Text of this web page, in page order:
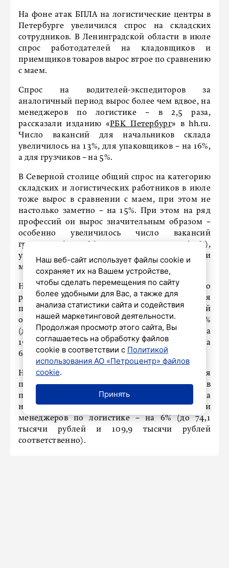
На фоне атак БПЛА на логистические центры в
Петербурге увеличился спрос на складских
сотрудников. В Ленинградской области в июле
спрос работодателей на кладовщиков и
приемщиков товаров вырос втрое по сравнению
с маем.
Спрос на водителей-экспедиторов за
аналогичный период вырос более чем вдвое, на
менеджеров по логистике − в 2,5 раза,
рассказали изданию «РБК Петербург» в hh.ru.
Число вакансий для начальников склада
увеличилось на 13%, для упаковщиков − на 16%,
а для грузчиков − на 5%.
В Северной столице общий спрос на категорию
складских и логистических работников в июле
тоже вырос в сравнении с маем, при этом не
настолько заметно − на 15%. При этом на ряд
профессий он вырос значительным образом −
особенно увеличилось число вакансий
грузчиков (на 49%), начальников склада (41%),
упаковщиков, комплектовщиков и
маркировщиков (32%).
На фоне нехватки сотрудников также начало
расти вознаграждение: медианная
предлагаемая зарплата в Ленинградской
области для начальников склада выросла на 11%
(до 100 тысяч рублей), для упаковщиков − на
19% (до 100 тысяч рублей), для грузчиков − на
6% (до 69,5 тысячи рублей).
На петербургском рынке труда медианная
предлагаемая заработная плата кладовщиков
по итогам июля по сравнению с маем выросла
на 4% (до 89,1 тысячи рублей), диспетчеров и
менеджеров по логистике − на 6% (до 74,1
тысячи рублей и 109,9 тысячи рублей
соответственно).
Наш веб-сайт использует файлы cookie и
сохраняет их на Вашем устройстве,
чтобы сделать перемещения по сайту
более удобными для Вас, а также для
анализа статистики сайта и содействия
нашей маркетинговой деятельности.
Продолжая просмотр этого сайта, Вы
соглашаетесь на обработку файлов
cookie в соответствии с Политикой
использования АО «Петроцентр» файлов
cookie.
Принять